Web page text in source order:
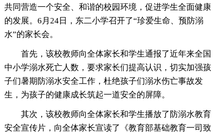
共同营造一个安全、和谐的校园环境，促进学生全面健康
的发展。6月24日，东二小学召开了“珍爱生命、预防溺
水”的家长会。
首先，该校教师向全体家长和学生通报了近年来全国
中小学溺水死亡人数，要求家长们提高认识，切实加强孩
子们暑期防溺水安全工作，杜绝孩子们溺水伤亡事故发
生，为孩子的健康成长筑起一道安全的屏障。
其次，该校教师向全体家长和学生播放了防溺水教育
安全宣传片，向全体家长宣读了《教育部基础教育一司致